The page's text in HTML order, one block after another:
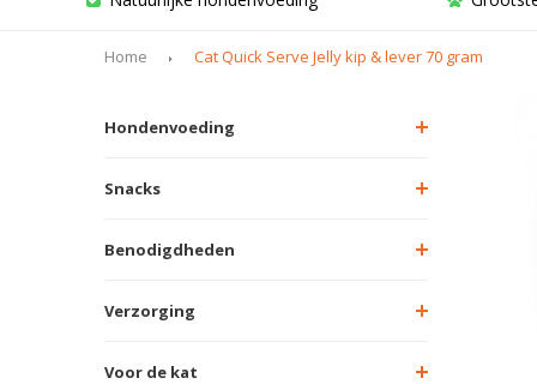
Home Cat Quick Serve Jelly kip & lever 70 gram
Hondenvoeding
Snacks
Benodigdheden
Verzorging
Voor de kat